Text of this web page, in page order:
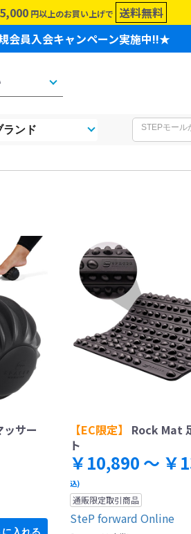
5,000 円以上のお買い上げで 送料無料
会員入会キャンペーン実施中!!★
ランド
サー
入れる
【EC限定】
Rock Mat
ト
￥10,890 ～ ￥
込)
通販限定取引商品
SteP forward Online